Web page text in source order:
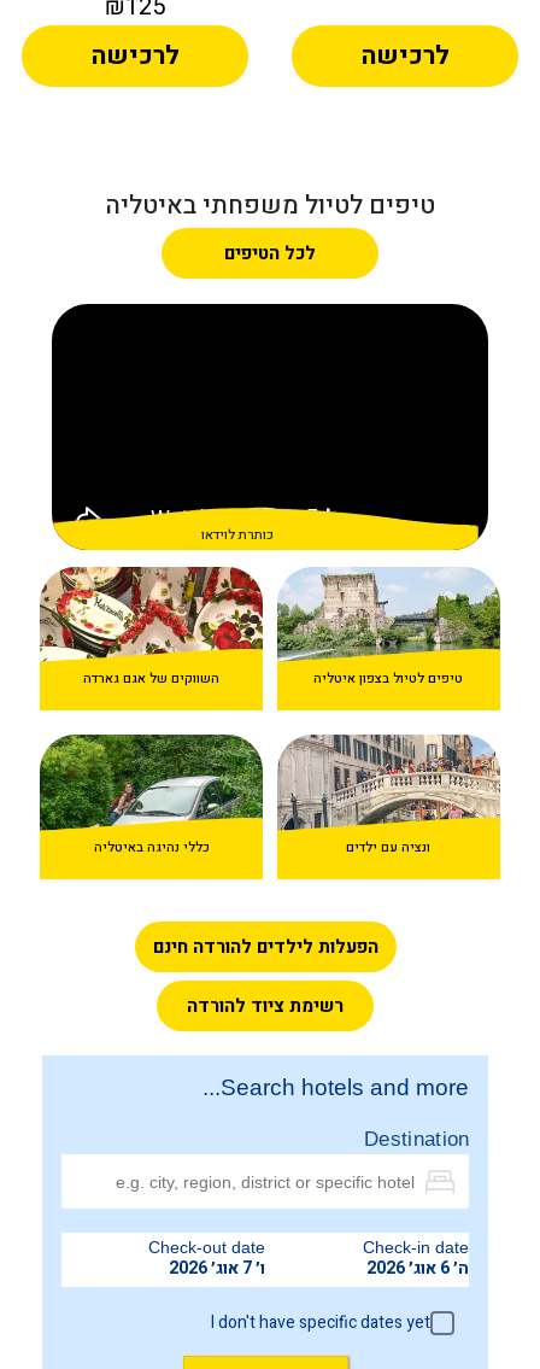
לרכישה לרכישה
הפעלות לילדים להורדה חינם
רשימת ציוד להורדה
Search hotels and more...
Destination
Check-in date
ה׳ 6 אוג׳ 2026
Check-out date
ו׳ 7 אוג׳ 2026
I don't have specific dates yet
טיפים לטיול משפחתי באיטליה
לכל הטיפים
כותרת לוידאו
טיפים לטיול בצפון איטליה השווקים של אגם גארדה
ונציה עם ילדים כללי נהיגה באיטליה